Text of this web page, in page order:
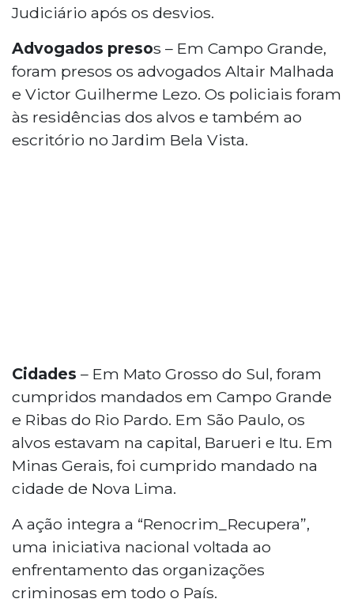
Judiciário após os desvios.
Advogados presos – Em Campo Grande,
foram presos os advogados Altair Malhada
e Victor Guilherme Lezo. Os policiais foram
às residências dos alvos e também ao
escritório no Jardim Bela Vista.
Cidades – Em Mato Grosso do Sul, foram
cumpridos mandados em Campo Grande
e Ribas do Rio Pardo. Em São Paulo, os
alvos estavam na capital, Barueri e Itu. Em
Minas Gerais, foi cumprido mandado na
cidade de Nova Lima.
A ação integra a “Renocrim_Recupera”,
uma iniciativa nacional voltada ao
enfrentamento das organizações
criminosas em todo o País.